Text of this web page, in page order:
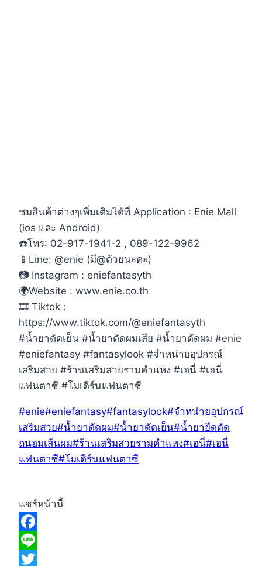
ชมสินค้าต่างๆเพิ่มเติมได้ที่ Application : Enie Mall
(ios และ Android)
☎️โทร: 02-917-1941-2 , 089-122-9962
📱Line: @enie (มี@ด้วยนะคะ)
📷 Instagram : eniefantasyth
🌍Website : www.enie.co.th
🎞 Tiktok :
https://www.tiktok.com/@eniefantasyth
#น้ำยาดัดเย็น #น้ำยาดัดผมเสีย #น้ำยาดัดผม #enie
#eniefantasy #fantasylook #จำหน่ายอุปกรณ์
เสริมสวย #ร้านเสริมสวยรามคำแหง #เอนี่ #เอนี่
แฟนตาซี #โมเดิร์นแฟนตาซี
Post
Tags:
#enie#eniefantasy#fantasylook#จำหน่ายอุปกรณ์
เสริมสวย#น้ำยาดัดผม#น้ำยาดัดเย็น#น้ำยายืดดัด
ถนอมเส้นผม#ร้านเสริมสวยรามคำแหง#เอนี่#เอนี่
แฟนตาซี#โมเดิร์นแฟนตาซี
แชร์หน้านี้
Facebook
Line